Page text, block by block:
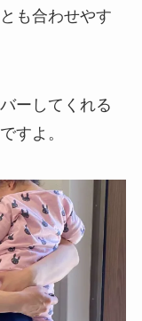
も合わせやす
ーしてくれる
すよ。